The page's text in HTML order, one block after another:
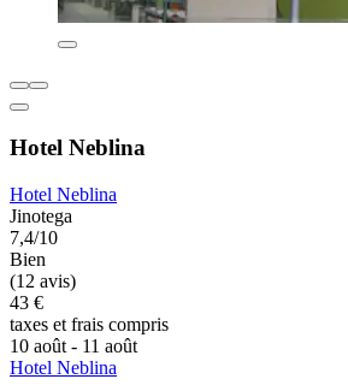
Hotel Neblina
Hotel Neblina
Jinotega
7,4/10
Bien
(12 avis)
43 €
taxes et frais compris
10 août - 11 août
Hotel Neblina